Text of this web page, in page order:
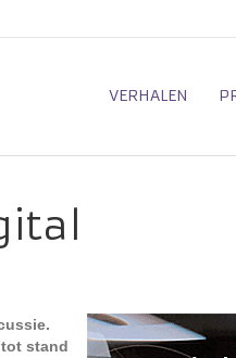
VERHALEN
stand